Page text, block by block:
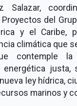
Salazar,
del
y el Caribe,
climática que
contemple la
energética justa,
ley hídrica,
marinos y